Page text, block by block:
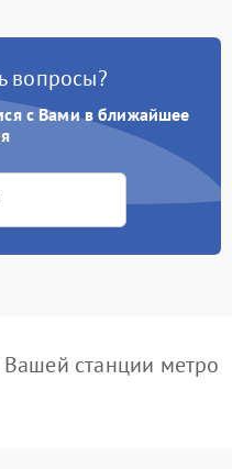
вопросы?
с Вами в ближайшее
станции метро